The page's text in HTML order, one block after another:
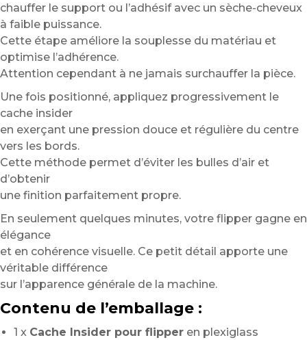
chauffer le support ou l’adhésif avec un sèche-cheveux
à faible puissance.
Cette étape améliore la souplesse du matériau et
optimise l’adhérence.
Attention cependant à ne jamais surchauffer la pièce.
Une fois positionné, appliquez progressivement le
cache insider
en exerçant une pression douce et régulière du centre
vers les bords.
Cette méthode permet d’éviter les bulles d’air et
d’obtenir
une finition parfaitement propre.
En seulement quelques minutes, votre flipper gagne en
élégance
et en cohérence visuelle. Ce petit détail apporte une
véritable différence
sur l’apparence générale de la machine.
Contenu de l’emballage :
1 x Cache Insider pour flipper en plexiglass